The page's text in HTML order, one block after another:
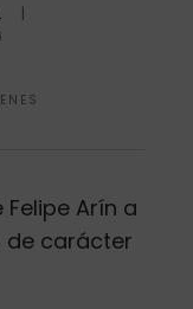
Arín a
de carácter